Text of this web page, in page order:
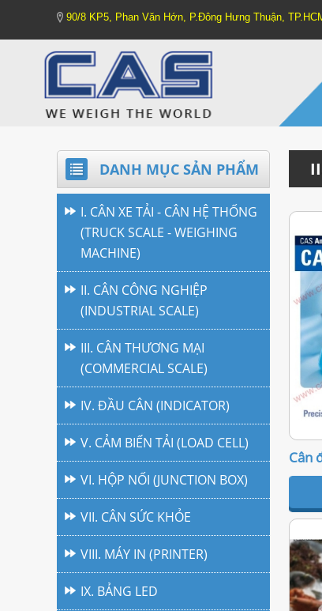
90/8 KP5, Phan Văn Hớn, P.Đông Hưng Thuận,
DANH MỤC SẢN PHẨM
I. CÂN XE TẢI - CÂN HỆ THỐNG
(TRUCK SCALE - WEIGHING
MACHINE)
II. CÂN CÔNG NGHIỆP
(INDUSTRIAL SCALE)
III. CÂN THƯƠNG MẠI
(COMMERCIAL SCALE)
IV. ĐẦU CÂN (INDICATOR)
V. CẢM BIẾN TẢI (LOAD CELL)
VI. HỘP NỐI (JUNCTION BOX)
VII. CÂN SỨC KHỎE
VIII. MÁY IN (PRINTER)
IX. BẢNG LED
Cân